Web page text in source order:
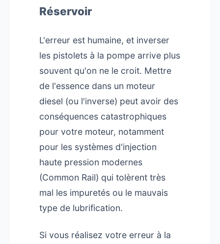
Réservoir
L'erreur est humaine, et inverser
les pistolets à la pompe arrive plus
souvent qu'on ne le croit. Mettre
de l'essence dans un moteur
diesel (ou l'inverse) peut avoir des
conséquences catastrophiques
pour votre moteur, notamment
pour les systèmes d'injection
haute pression modernes
(Common Rail) qui tolèrent très
mal les impuretés ou le mauvais
type de lubrification.
Si vous réalisez votre erreur à la